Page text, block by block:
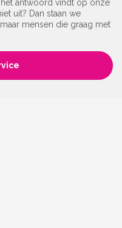
het antwoord vindt op onze
uit? Dan staan we
mensen die graag met